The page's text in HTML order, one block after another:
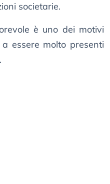
societarie.
è uno dei motivi
essere molto presenti